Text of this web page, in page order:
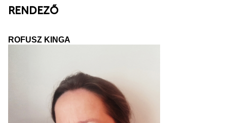
RENDEZŐ
ROFUSZ KINGA